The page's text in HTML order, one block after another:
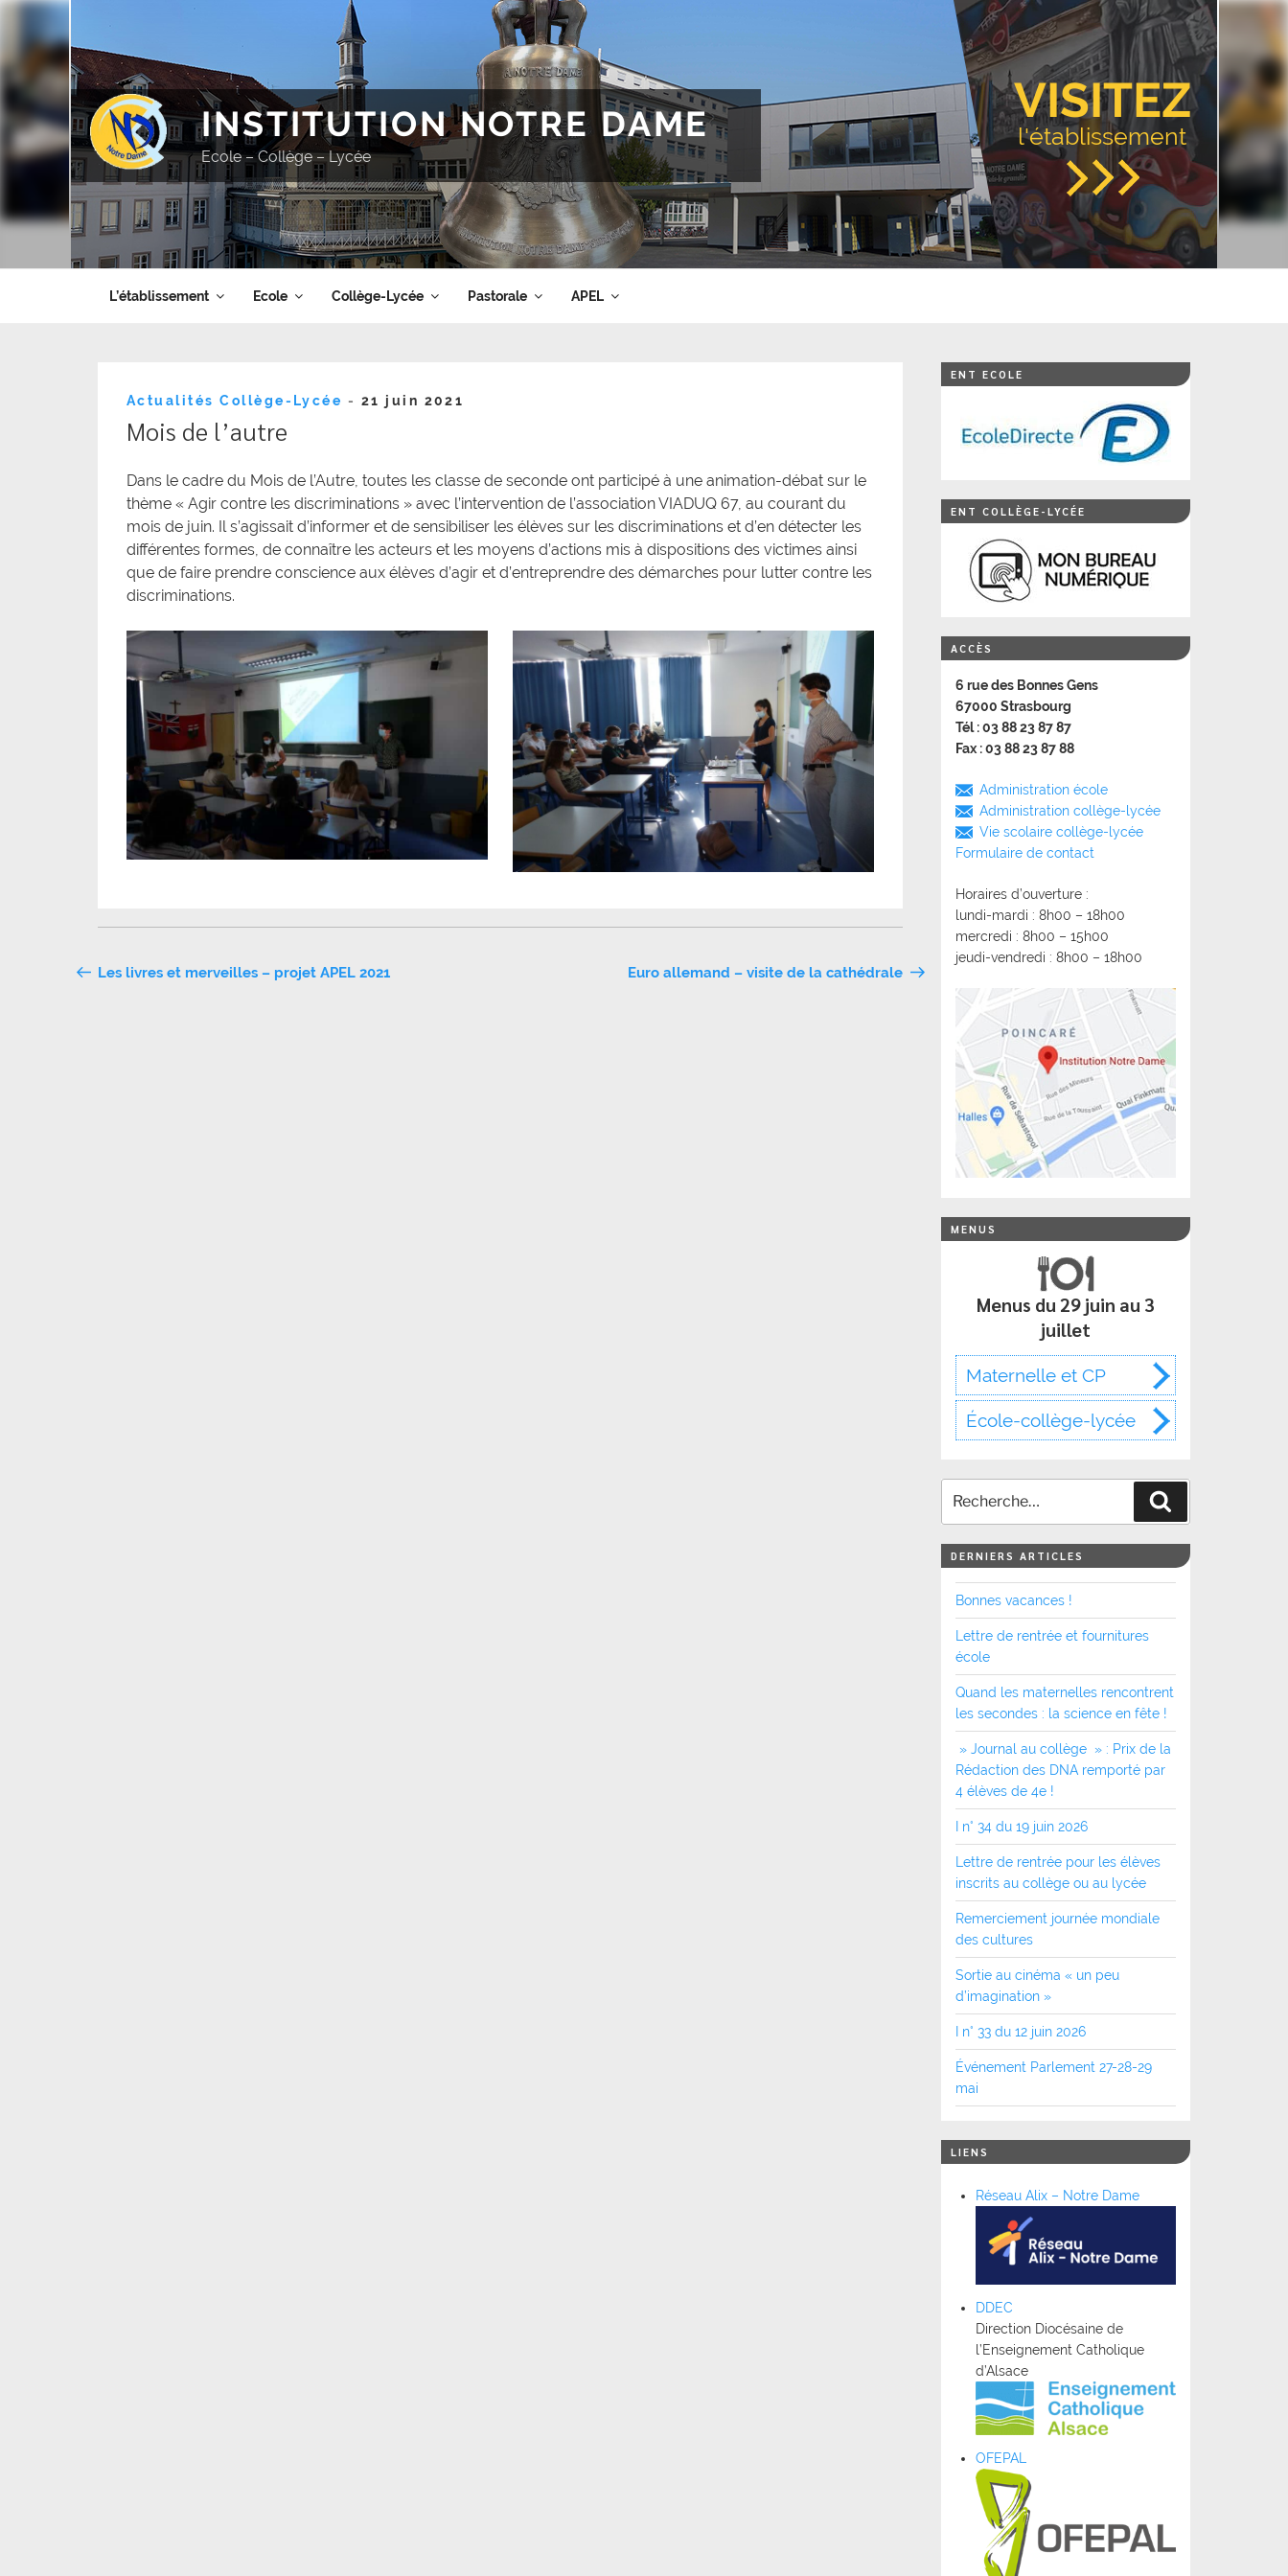
Aller
contenu
principal
VISITEZ
l'établissement
INSTITUTION NOTRE DAME
Ecole – Collège – Lycée
L’établissement Ecole Collège-Lycée Pastorale APEL
Actualités Collège-Lycée - Publié
21 juin 2021
Mois de l’autre
Dans le cadre du Mois de l’Autre, toutes les classe de seconde ont participé à une animation-débat sur le
thème « Agir contre les discriminations » avec l’intervention de l’association VIADUQ 67, au courant du
mois de juin. Il s’agissait d’informer et de sensibiliser les élèves sur les discriminations et d’en détecter les
différentes formes, de connaître les acteurs et les moyens d’actions mis à dispositions des victimes ainsi
que de faire prendre conscience aux élèves d’agir et d’entreprendre des démarches pour lutter contre les
discriminations.
Navigation
Les livres et merveilles – projet APEL 2021 Euro allemand – visite de la cathédrale
ENT ECOLE
ENT COLLÈGE-LYCÉE
ACCÈS
6 rue des Bonnes Gens
67000 Strasbourg
Tél : 03 88 23 87 87
Fax : 03 88 23 87 88
Administration école
Administration collège-lycée
Vie scolaire collège-lycée
Formulaire de contact
Horaires d’ouverture :
lundi-mardi : 8h00 – 18h00
mercredi : 8h00 – 15h00
jeudi-vendredi : 8h00 – 18h00
MENUS
Menus du 29 juin au 3
juillet
Maternelle et CP
École-collège-lycée
DERNIERS ARTICLES
Bonnes vacances !
Lettre de rentrée et fournitures
école
Quand les maternelles rencontrent
les secondes : la science en fête !
» Journal au collège » : Prix de la
Rédaction des DNA remporté par
4 élèves de 4e !
I n° 34 du 19 juin 2026
Lettre de rentrée pour les élèves
inscrits au collège ou au lycée
Remerciement journée mondiale
des cultures
Sortie au cinéma « un peu
d’imagination »
I n° 33 du 12 juin 2026
Événement Parlement 27-28-29
mai
LIENS
Réseau Alix – Notre Dame
DDEC
Direction Diocésaine de
l’Enseignement Catholique
d’Alsace
OFEPAL